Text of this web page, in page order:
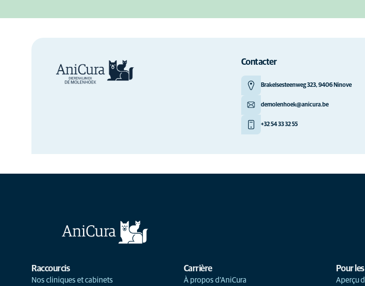
Contacter
Brakelsesteenweg 323, 9406 Ninove
demolenhoek@anicura.be
+32 54 33 32 55
Raccourcis
Nos cliniques et cabinets
Carrière
À propos d’AniCura
Pour
Aperçu